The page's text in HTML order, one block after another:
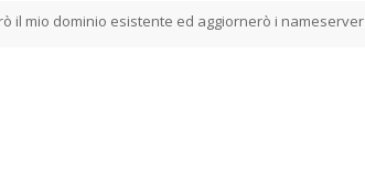
il mio dominio esistente ed aggiornerò i nameserver